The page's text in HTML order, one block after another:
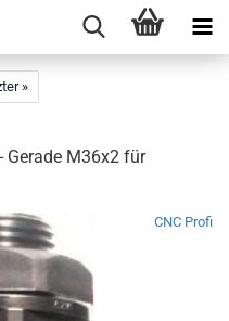
»
Gerade M36x2 für
CNC Profi